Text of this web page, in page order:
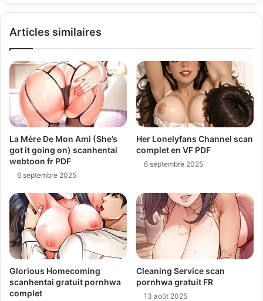
Articles similaires
La Mère De Mon Ami (She’s
got it going on) scanhentai
webtoon fr PDF
6 septembre 2025
Her Lonelyfans Channel scan
complet en VF PDF
6 septembre 2025
Glorious Homecoming
scanhentai gratuit pornhwa
complet
Cleaning Service scan
pornhwa gratuit FR
13 août 2025